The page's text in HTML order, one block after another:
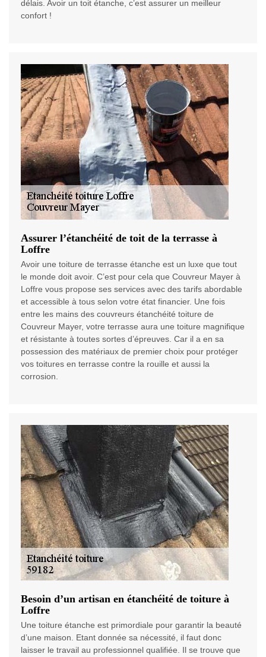
délais. Avoir un toit étanche, c’est assurer un meilleur
confort !
Assurer l’étanchéité de toit de la terrasse à
Loffre
Avoir une toiture de terrasse étanche est un luxe que tout
le monde doit avoir. C’est pour cela que Couvreur Mayer à
Loffre vous propose ses services avec des tarifs abordable
et accessible à tous selon votre état financier. Une fois
entre les mains des couvreurs étanchéité toiture de
Couvreur Mayer, votre terrasse aura une toiture magnifique
et résistante à toutes sortes d’épreuves. Car il a en sa
possession des matériaux de premier choix pour protéger
vos toitures en terrasse contre la rouille et aussi la
corrosion.
Besoin d’un artisan en étanchéité de toiture à
Loffre
Une toiture étanche est primordiale pour garantir la beauté
d’une maison. Etant donnée sa nécessité, il faut donc
laisser le travail au professionnel qualifiée. Il se trouve que